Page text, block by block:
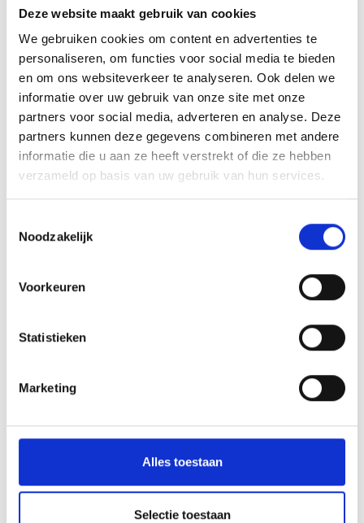
Deze website maakt gebruik van cookies
We gebruiken cookies om content en advertenties te
personaliseren, om functies voor social media te bieden
en om ons websiteverkeer te analyseren. Ook delen we
informatie over uw gebruik van onze site met onze
partners voor social media, adverteren en analyse. Deze
partners kunnen deze gegevens combineren met andere
informatie die u aan ze heeft verstrekt of die ze hebben
verzameld op basis van uw gebruik van hun services.
Noodzakelijk
Voorkeuren
Statistieken
Marketing
Alles toestaan
Selectie toestaan
Boombeugels
Doorrijhoogtebeveiliging
Wieldwingers
Verkeersremmendmaatregelen - drempels/ruggen/parkeerstops
Gladheidsbestrijding
Afzettingen - Flexpalen/Hekken/Diamantkoppalen
Straatmeubilair
Hekwerk
Toegangscontrole
Outlet - restpartijen